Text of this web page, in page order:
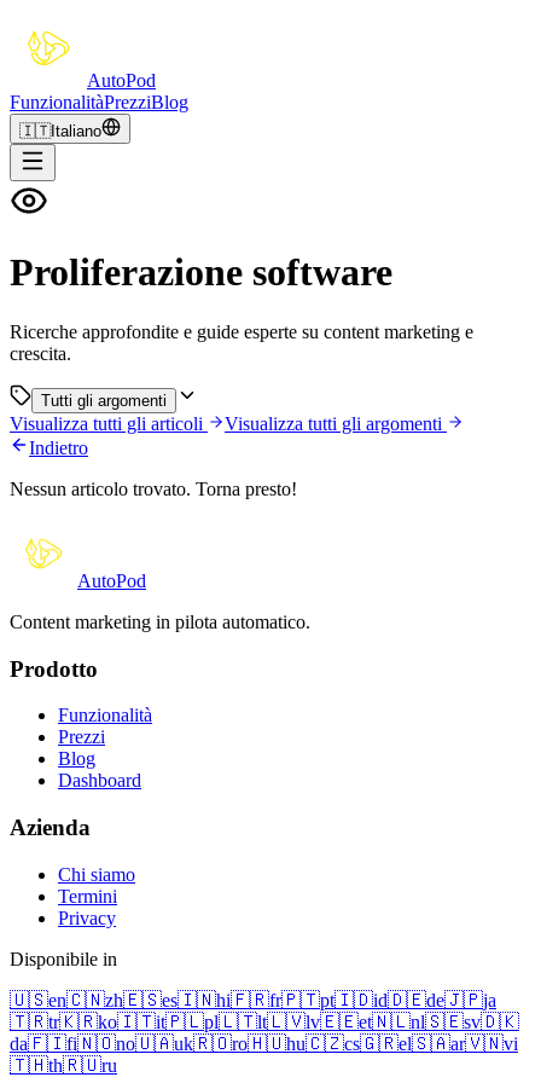
AutoPod
FunzionalitàPrezziBlog
🇮🇹Italiano
Proliferazione software
Ricerche approfondite e guide esperte su content marketing e
crescita.
Tutti gli argomenti
Visualizza tutti gli articoli
Visualizza tutti gli argomenti
Indietro
Nessun articolo trovato. Torna presto!
AutoPod
Content marketing in pilota automatico.
Prodotto
Funzionalità
Prezzi
Blog
Dashboard
Azienda
Chi siamo
Termini
Privacy
Disponibile in
🇺🇸en🇨🇳zh🇪🇸es🇮🇳hi🇫🇷fr🇵🇹pt🇮🇩id🇩🇪de🇯🇵ja
🇹🇷tr🇰🇷ko🇮🇹it🇵🇱pl🇱🇹lt🇱🇻lv🇪🇪et🇳🇱nl🇸🇪sv🇩🇰
da🇫🇮fi🇳🇴no🇺🇦uk🇷🇴ro🇭🇺hu🇨🇿cs🇬🇷el🇸🇦ar🇻🇳vi
🇹🇭th🇷🇺ru